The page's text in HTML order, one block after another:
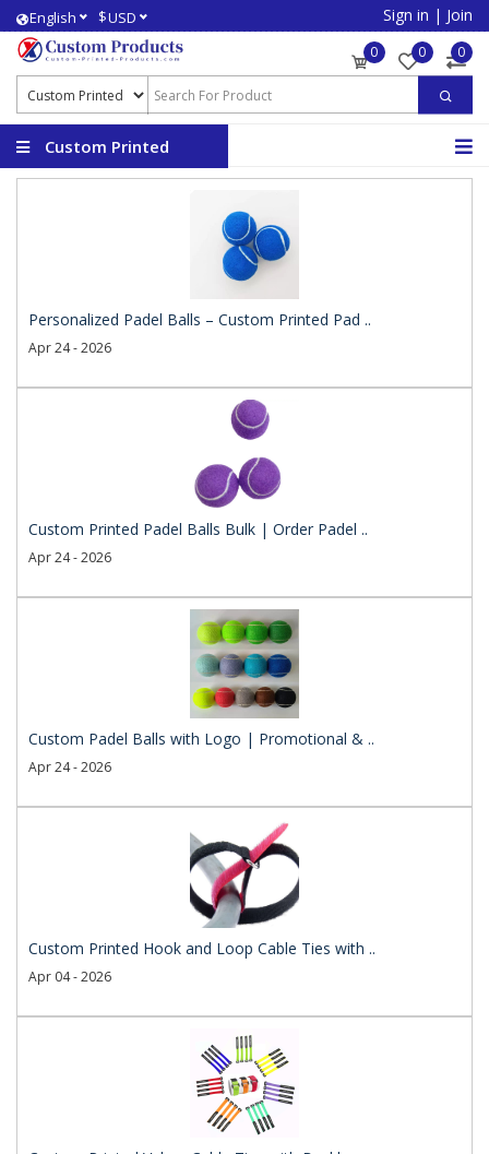
English $USD Sign in | Join
0 0 0
Custom Printed
Personalized Padel Balls – Custom Printed Pad ..
Apr 24 - 2026
Custom Printed Padel Balls Bulk | Order Padel ..
Apr 24 - 2026
Custom Padel Balls with Logo | Promotional & ..
Apr 24 - 2026
Custom Printed Hook and Loop Cable Ties with ..
Apr 04 - 2026